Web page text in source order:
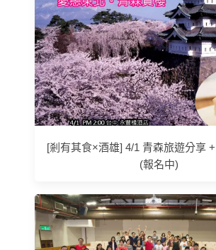
[剎有其食×酒雄] 4/1 青森旅遊分享
(報名中)